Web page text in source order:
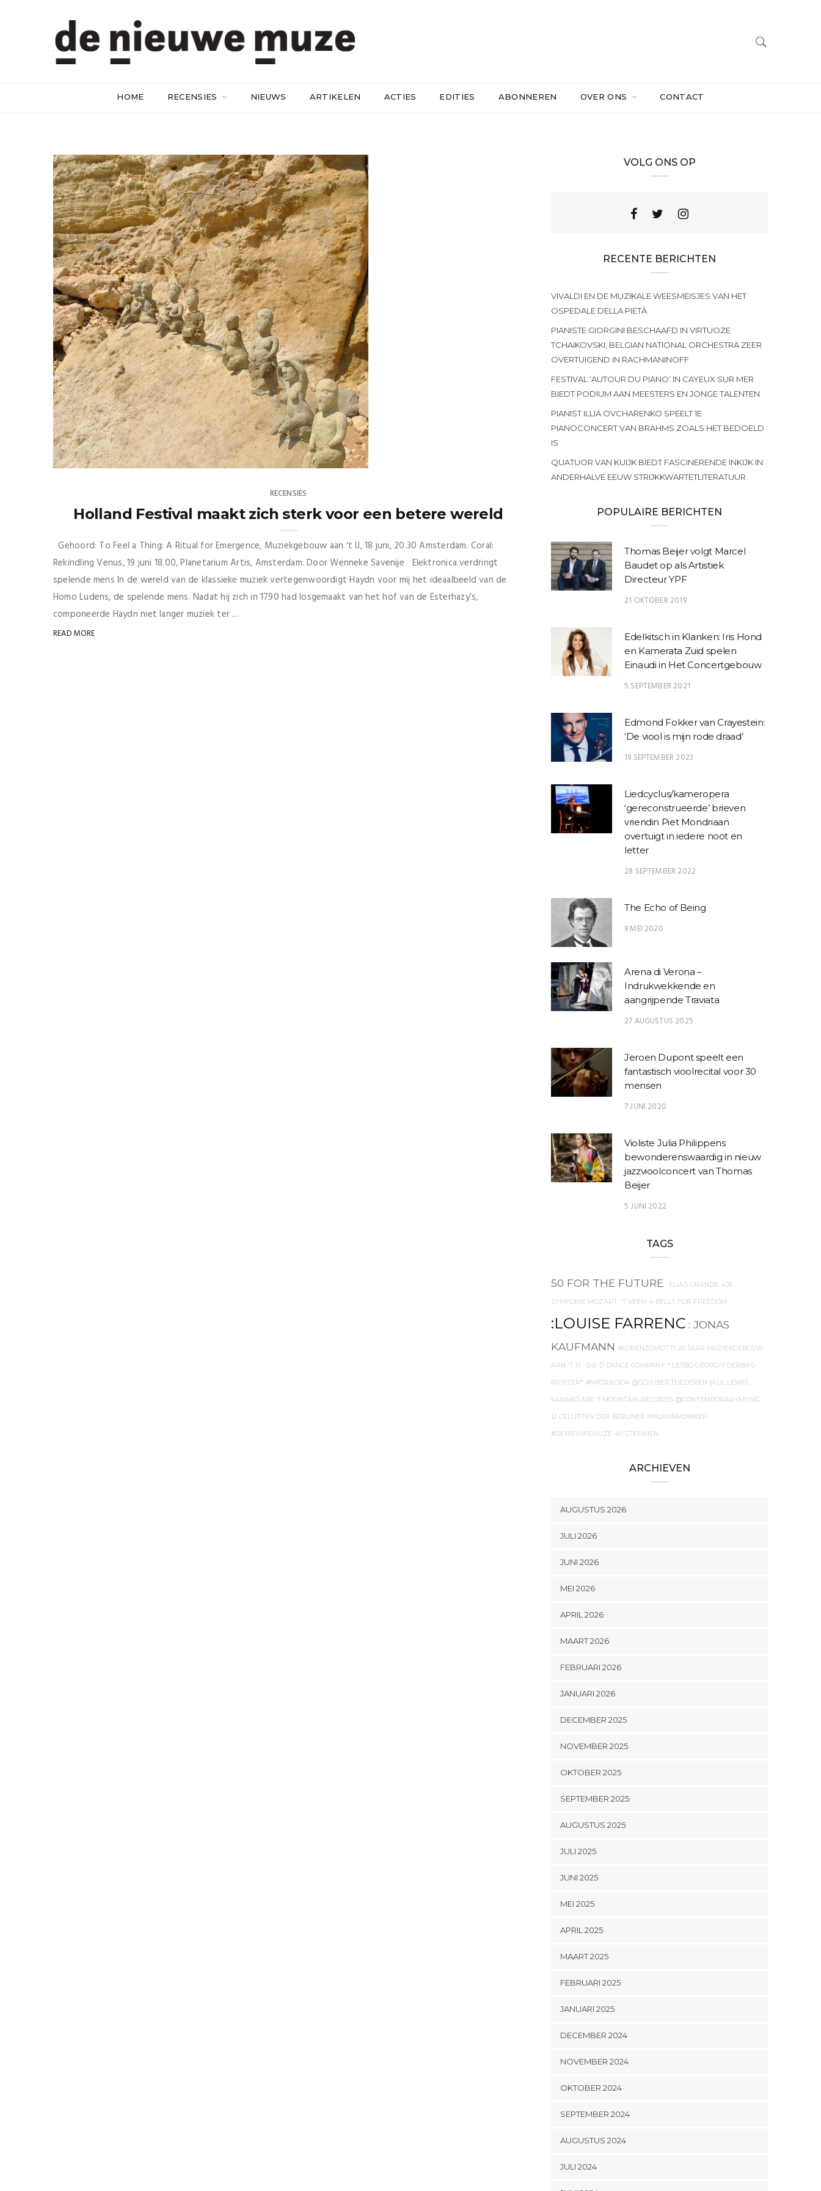
HOME RECENSIES NIEUWS ARTIKELEN ACTIES EDITIES ABONNEREN OVER ONS CONTACT
RECENSIES
Holland Festival maakt zich sterk voor een betere wereld
Gehoord: To Feel a Thing: A Ritual for Emergence, Muziekgebouw aan ‘t IJ, 18 juni, 20.30 Amsterdam. Coral:
Rekindling Venus, 19 juni 18.00, Planetarium Artis, Amsterdam. Door Wenneke Savenije Elektronica verdringt
spelende mens In de wereld van de klassieke muziek vertegenwoordigt Haydn voor mij het ideaalbeeld van de
Homo Ludens, de spelende mens. Nadat hij zich in 1790 had losgemaakt van het hof van de Esterhazy’s,
componeerde Haydn niet langer muziek ter ...
READ MORE
VOLG ONS OP
RECENTE BERICHTEN
VIVALDI EN DE MUZIKALE WEESMEISJES VAN HET
OSPEDALE DELLA PIETÀ
PIANISTE GIORGINI BESCHAAFD IN VIRTUOZE
TCHAIKOVSKI, BELGIAN NATIONAL ORCHESTRA ZEER
OVERTUIGEND IN RACHMANINOFF
FESTIVAL ‘AUTOUR DU PIANO’ IN CAYEUX SUR MER
BIEDT PODIUM AAN MEESTERS EN JONGE TALENTEN
PIANIST ILLIA OVCHARENKO SPEELT 1E
PIANOCONCERT VAN BRAHMS ZOALS HET BEDOELD
IS
QUATUOR VAN KUIJK BIEDT FASCINERENDE INKIJK IN
ANDERHALVE EEUW STRIJKKWARTETLITERATUUR
POPULAIRE BERICHTEN
Thomas Beijer volgt Marcel
Baudet op als Artistiek
Directeur YPF
21 OKTOBER 2019
Edelkitsch in Klanken: Iris Hond
en Kamerata Zuid spelen
Einaudi in Het Concertgebouw
5 SEPTEMBER 2021
Edmond Fokker van Crayestein:
‘De viool is mijn rode draad’
19 SEPTEMBER 2023
Liedcyclus/kameropera
‘gereconstrueerde’ brieven
vriendin Piet Mondriaan
overtuigt in iedere noot en
letter
28 SEPTEMBER 2022
The Echo of Being
9 MEI 2020
Arena di Verona –
Indrukwekkende en
aangrijpende Traviata
27 AUGUSTUS 2025
Jeroen Dupont speelt een
fantastisch vioolrecital voor 30
mensen
7 JUNI 2020
Violiste Julia Philippens
bewonderenswaardig in nieuw
jazzvioolconcert van Thomas
Beijer
5 JUNI 2022
TAGS
50 FOR THE FUTURE . ELIAS GRANDE 40E
SYMFONIE MOZART 'T VEEM 4 BELLS FOR FREEDOM
:LOUISE FARRENC : JONAS
KAUFMANN #LORENZOVIOTTI 20 JAAR MUZIEKGEBOUW
AAN 'T IJ . S-E-D DANCE COMPANY * LESBO GEORGIY DERBAS-
RICHTER* #NPORADIO4 @SCHUBERTLIEDEREN {AUL LEWIS
KANAKO ABE 7 MOUNTAIN RECORDS @CONTEMPORARYMUSIC
12 CELLISTEN DER BERLINER PHILHARMONIKER
#DENIEUWEMUZE 40 STEMMEN
ARCHIEVEN
AUGUSTUS 2026
JULI 2026
JUNI 2026
MEI 2026
APRIL 2026
MAART 2026
FEBRUARI 2026
JANUARI 2026
DECEMBER 2025
NOVEMBER 2025
OKTOBER 2025
SEPTEMBER 2025
AUGUSTUS 2025
JULI 2025
JUNI 2025
MEI 2025
APRIL 2025
MAART 2025
FEBRUARI 2025
JANUARI 2025
DECEMBER 2024
NOVEMBER 2024
OKTOBER 2024
SEPTEMBER 2024
AUGUSTUS 2024
JULI 2024